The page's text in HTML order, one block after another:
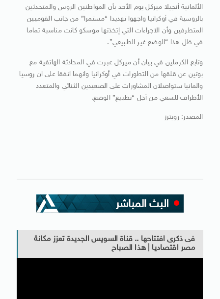
الألمانية أنجيلا ميركل يوم الأحد بأن المواطنين الروس والمتحدثين
بالروسية في أوكرانيا واجهوا تهديدا “مستمرا” من جانب القوميين
المتطرفين وأن الاجراءات التي إتخذتها موسكو كانت مناسبة تماما
في ظل هذا “الوضع غير الطبيعي”.
وتابع الكرملين في بيان أن ميركل عبرت في المحادثة الهاتفية مع
بوتين عن قلقها من التطورات في أوكرانيا وانهما اتفقا على ان روسيا
والمانيا ستواصلان المشاورات على الصعيدين الثنائي والمتعدد
الأطراف للسعي من أجل “تطبيع” الوضع.
المصدر: رويترز
فى ذكرى افتتاحها .. قناة السويس الجديدة تعزز مكانة
مصر اقتصاديا | هذا الصباح